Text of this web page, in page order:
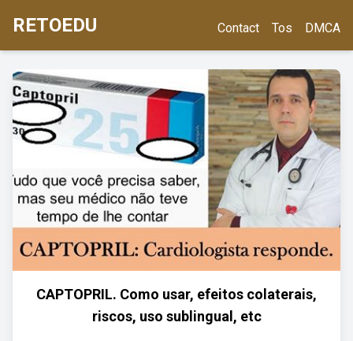
RETOEDU Contact Tos DMCA
CAPTOPRIL. Como usar, efeitos colaterais,
riscos, uso sublingual, etc